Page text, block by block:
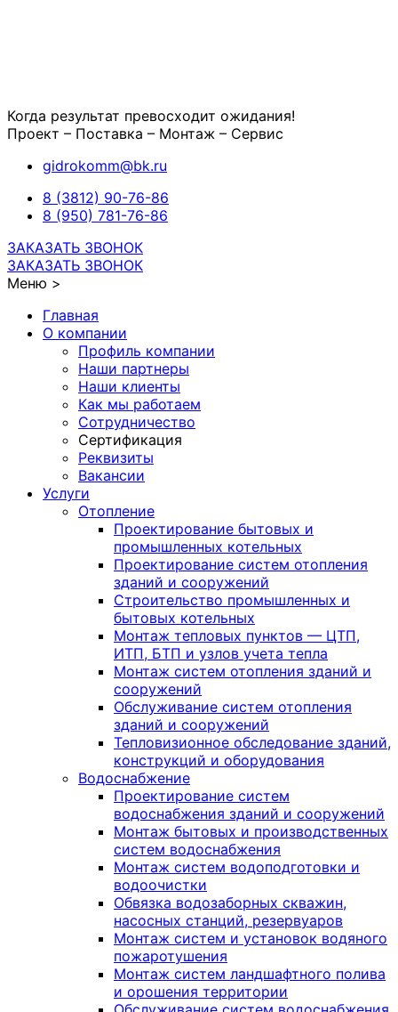
Когда результат превосходит ожидания!
Проект – Поставка – Монтаж – Сервис
gidrokomm@bk.ru
8 (3812) 90-76-86
8 (950) 781-76-86
ЗАКАЗАТЬ ЗВОНОК
ЗАКАЗАТЬ ЗВОНОК
Меню >
Главная
О компании
Профиль компании
Наши партнеры
Наши клиенты
Как мы работаем
Сотрудничество
Сертификация
Реквизиты
Вакансии
Услуги
Отопление
Проектирование бытовых и
промышленных котельных
Проектирование систем отопления
зданий и сооружений
Строительство промышленных и
бытовых котельных
Монтаж тепловых пунктов — ЦТП,
ИТП, БТП и узлов учета тепла
Монтаж систем отопления зданий и
сооружений
Обслуживание систем отопления
зданий и сооружений
Тепловизионное обследование зданий,
конструкций и оборудования
Водоснабжение
Проектирование систем
водоснабжения зданий и сооружений
Монтаж бытовых и производственных
систем водоснабжения
Монтаж систем водоподготовки и
водоочистки
Обвязка водозаборных скважин,
насосных станций, резервуаров
Монтаж систем и установок водяного
пожаротушения
Монтаж систем ландшафтного полива
и орошения территории